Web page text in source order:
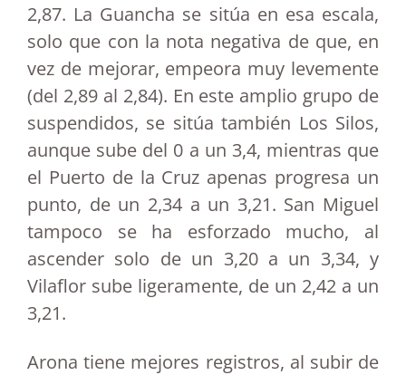
2,87. La Guancha se sitúa en esa escala,
solo que con la nota negativa de que, en
vez de mejorar, empeora muy levemente
(del 2,89 al 2,84). En este amplio grupo de
suspendidos, se sitúa también Los Silos,
aunque sube del 0 a un 3,4, mientras que
el Puerto de la Cruz apenas progresa un
punto, de un 2,34 a un 3,21. San Miguel
tampoco se ha esforzado mucho, al
ascender solo de un 3,20 a un 3,34, y
Vilaflor sube ligeramente, de un 2,42 a un
3,21.
Arona tiene mejores registros, al subir de